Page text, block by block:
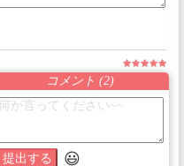
删除 2025-12-07 04:44:04
希望克蕾雅大人幸福”这句
コメント (2)
提出する 😃